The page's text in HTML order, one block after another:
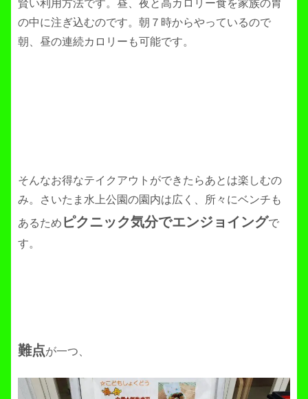
賢い利用方法です。昼、夜と高カロリー食を家族の胃
の中に注ぎ込むのです。朝７時からやっているので
朝、昼の連続カロリーも可能です。
そんなお得なテイクアウトができたらあとは楽しむの
み。さいたま水上公園の園内は広く、所々にベンチも
あるため ピクニック気分でエンジョイングで
す。
難点が一つ、